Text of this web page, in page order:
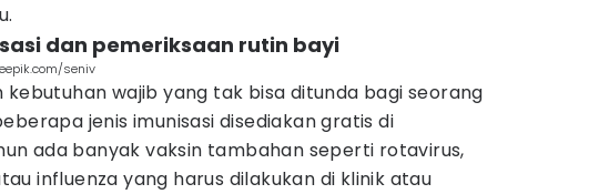
dan pemeriksaan rutin bayi
seniv
kebutuhan wajib yang tak bisa ditunda bagi seorang
jenis imunisasi disediakan gratis di
ada banyak vaksin tambahan seperti rotavirus,
influenza yang harus dilakukan di klinik atau